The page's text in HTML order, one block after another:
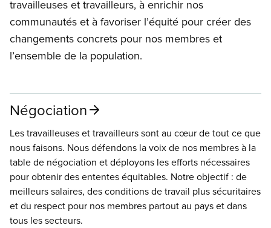
travailleuses et travailleurs, à enrichir nos
communautés et à favoriser l’équité pour créer des
changements concrets pour nos membres et
l’ensemble de la population.
Négociation
Les travailleuses et travailleurs sont au cœur de tout ce que
nous faisons. Nous défendons la voix de nos membres à la
table de négociation et déployons les efforts nécessaires
pour obtenir des ententes équitables. Notre objectif : de
meilleurs salaires, des conditions de travail plus sécuritaires
et du respect pour nos membres partout au pays et dans
tous les secteurs.